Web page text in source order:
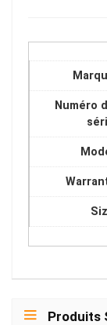
Numéro
Produits